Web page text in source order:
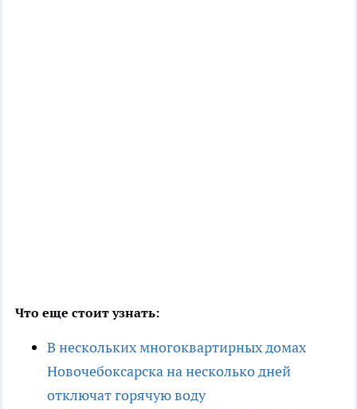
Что еще стоит узнать:
В нескольких многоквартирных домах
Новочебоксарска на несколько дней
отключат горячую воду